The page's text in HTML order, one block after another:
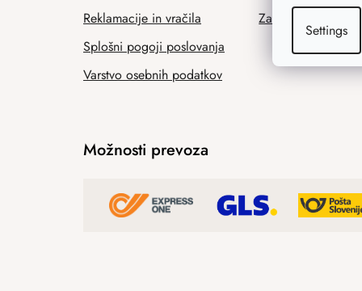
Settings
Reklamacije in vračila
Splošni pogoji poslovanja
Varstvo osebnih podatkov
Zaščitena delavnica
Možnosti prevoza